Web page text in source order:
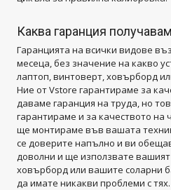
Каква гаранция
Гаранцията на всички видове
месеца, без значение на какво
лаптоп, винтоверт, ховърборд
Ние от Vstore гарантираме за
даваме гаранция на труда, но
гарантираме и за качеството на
ще монтираме във вашата
се доверите напълно и ви
доволни и ще използвате
ховърборд или вашите соларни
да имате никакви проблеми с тях.